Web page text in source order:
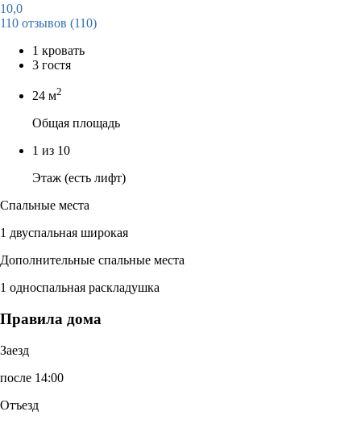
10,0
110 отзывов (110)
1 кровать
3 гостя
24 м2
Общая площадь
1 из 10
Этаж (есть лифт)
Спальные места
1 двуспальная широкая
Дополнительные спальные места
1 односпальная раскладушка
Правила дома
Заезд
после 14:00
Отъезд